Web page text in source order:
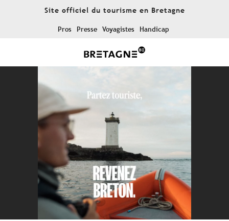
Site officiel du tourisme en Bretagne
Pros Presse Voyagistes Handicap